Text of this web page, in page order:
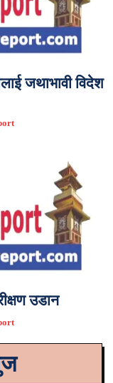
जथाभावी विदेश
उडान